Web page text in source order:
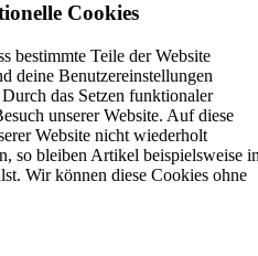
Cookies
bestimmte Teile der Website
deine Benutzereinstellungen
das Setzen funktionaler
unserer Website. Auf diese
Website nicht wiederholt
so bleiben Artikel beispielsweise
Wir können diese Cookies ohne